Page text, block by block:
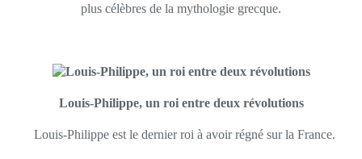
plus célèbres de la mythologie grecque.
Louis-Philippe, un roi entre deux révolutions
Louis-Philippe est le dernier roi à avoir régné sur la France.